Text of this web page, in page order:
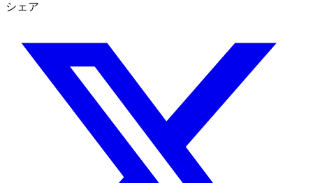
シェア